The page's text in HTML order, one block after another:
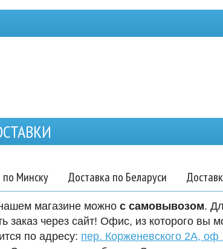
Минску Доставка по Беларуси
магазине можно с самовывозом.
заказ через сайт! Офис, из которого вы
по адресу: пер. Корженевского 2А, оф